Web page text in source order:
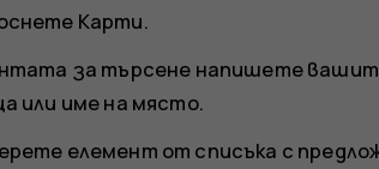
Карти.
за търсене напишете
или име на място.
елемент от списъка с